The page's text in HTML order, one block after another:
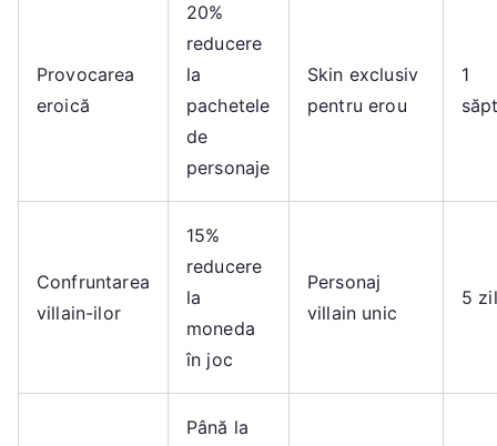
Provocarea
eroică
20%
reducere
la
pachetele
de
personaje
Skin exclusiv
pentru erou
1
Confruntarea
villain-ilor
15%
reducere
la
moneda
în joc
Personaj
villain unic
5
Până la